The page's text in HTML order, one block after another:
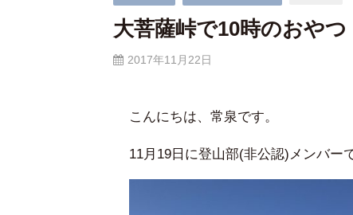
大菩薩峠で10時のおやつ
2017年11月22日
こんにちは、常泉です。
11月19日に登山部(非公認)メンバー